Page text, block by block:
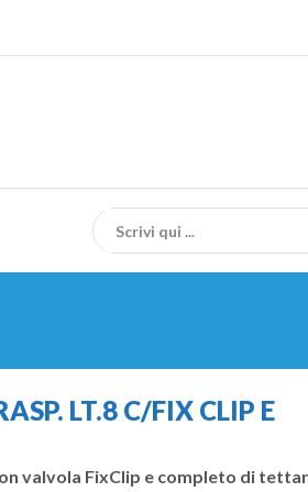
LT.8 C/FIX CLIP E
valvola FixClip e completo di